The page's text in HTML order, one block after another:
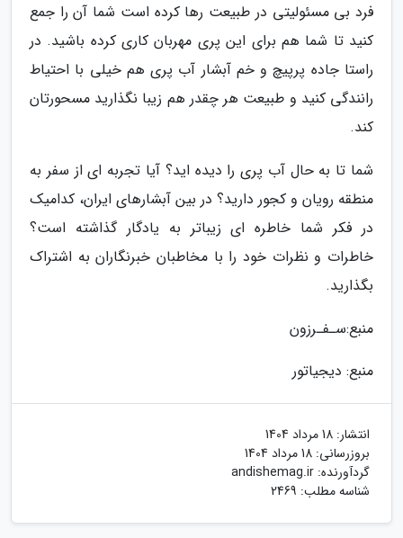
فرد بی مسئولیتی در طبیعت رها کرده است شما آن را جمع
کنید تا شما هم برای این پری مهربان کاری کرده باشید. در
راستا جاده پرپیچ و خم آبشار آب پری هم خیلی با احتیاط
رانندگی کنید و طبیعت هر چقدر هم زیبا نگذارید مسحورتان
کند.
شما تا به حال آب پری را دیده اید؟ آیا تجربه ای از سفر به
منطقه رویان و کجور دارید؟ در بین آبشارهای ایران، کدامیک
در فکر شما خاطره ای زیباتر به یادگار گذاشته است؟
خاطرات و نظرات خود را با مخاطبان خبرنگاران به اشتراک
بگذارید.
منبع:سـفـرزون
منبع: دیجیاتور
انتشار: 18 مرداد 1404
بروزرسانی: 18 مرداد 1404
گردآورنده: andishemag.ir
شناسه مطلب: 2469